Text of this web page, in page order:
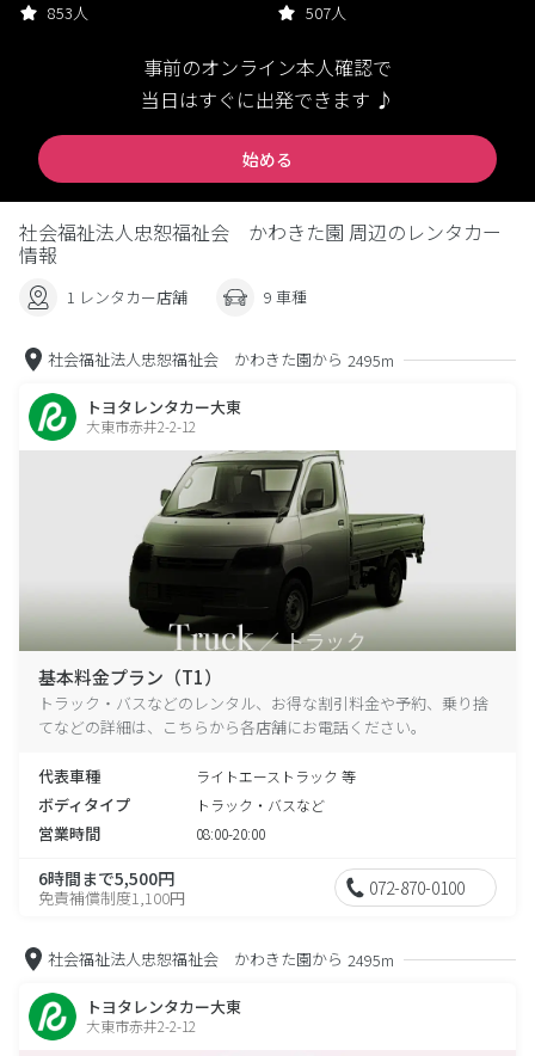
853人 507人
事前のオンライン本人確認で
当日はすぐに出発できます ♪
始める
社会福祉法人忠恕福祉会 かわきた園 周辺のレンタカー
情報
1 レンタカー店舗 9 車種
社会福祉法人忠恕福祉会 かわきた園から 2495m
トヨタレンタカー大東
大東市赤井2-2-12
基本料金プラン（T1）
トラック・バスなどのレンタル、お得な割引料金や予約、乗り捨
てなどの詳細は、こちらから各店舗にお電話ください。
代表車種 ライトエーストラック 等
ボディタイプ トラック・バスなど
営業時間 08:00-20:00
6時間まで5,500円
免責補償制度1,100円 072-870-0100
社会福祉法人忠恕福祉会 かわきた園から 2495m
トヨタレンタカー大東
大東市赤井2-2-12